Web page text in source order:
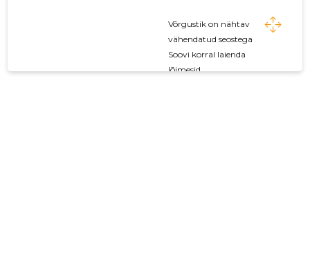
Võrgustik on nähtav
vähendatud seostega
Soovi korral laienda
lõimesid